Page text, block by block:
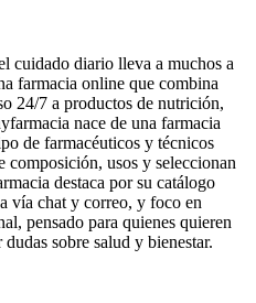
cuidado diario lleva a muchos a
farmacia online que combina
24/7 a productos de nutrición,
nace de una farmacia
de farmacéuticos y técnicos
composición, usos y seleccionan
destaca por su catálogo
vía chat y correo, y foco en
pensado para quienes quieren
sobre salud y bienestar.